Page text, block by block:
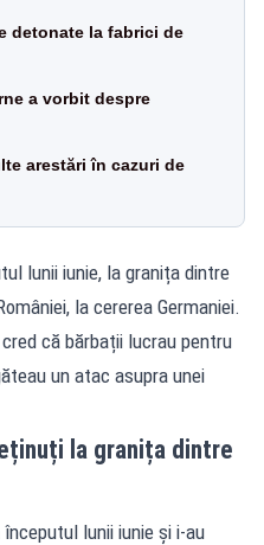
detonate la fabrici de
a vorbit despre
arestări în cazuri de
lunii iunie, la granița dintre
la cererea Germaniei.
că bărbații lucrau pentru
un atac asupra unei
la granița dintre
lunii iunie și i-au